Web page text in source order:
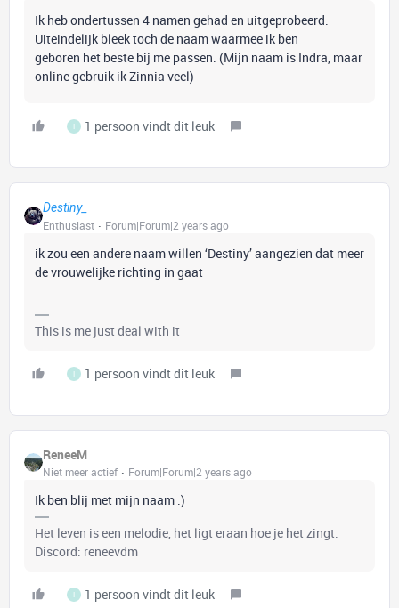
Ik heb ondertussen 4 namen gehad en uitgeprobeerd.
Uiteindelijk bleek toch de naam waarmee ik ben
geboren het beste bij me passen. (Mijn naam is Indra, maar
online gebruik ik Zinnia veel)
I 1 persoon vindt dit leuk
Destiny_
Enthusiast
Forum|Forum|2 years ago
ik zou een andere naam willen ‘Destiny’ aangezien dat meer
de vrouwelijke richting in gaat
This is me just deal with it
I 1 persoon vindt dit leuk
ReneeM
Niet meer actief Forum|Forum|2 years ago
Ik ben blij met mijn naam :)
Het leven is een melodie, het ligt eraan hoe je het zingt.
Discord: reneevdm
I 1 persoon vindt dit leuk